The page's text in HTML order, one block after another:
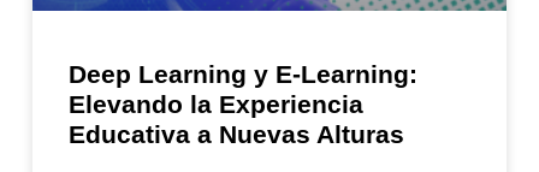
Deep Learning y E-Learning:
Elevando la Experiencia
Educativa a Nuevas Alturas